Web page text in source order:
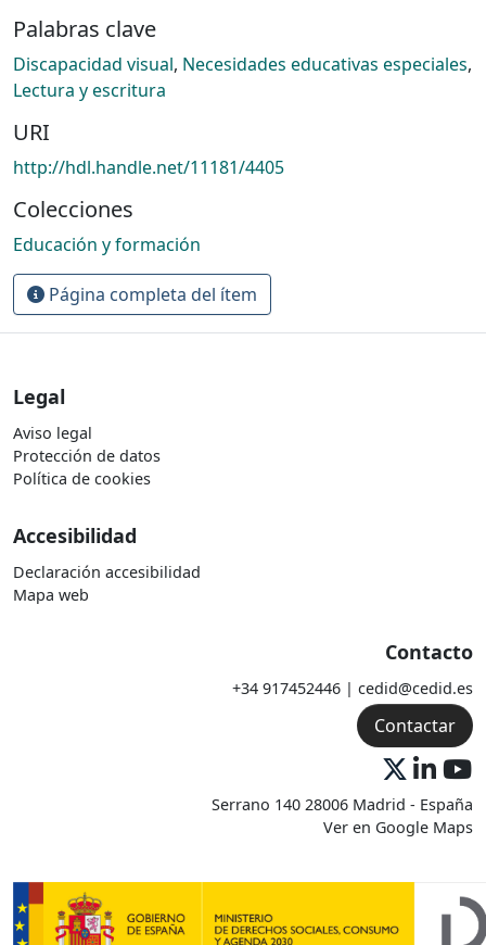
Palabras clave
Discapacidad visual, Necesidades educativas especiales,
Lectura y escritura
URI
http://hdl.handle.net/11181/4405
Colecciones
Educación y formación
Página completa del ítem
Legal
Aviso legal
Protección de datos
Política de cookies
Accesibilidad
Declaración accesibilidad
Mapa web
Contacto
+34 917452446 | cedid@cedid.es
Contactar
Serrano 140 28006 Madrid - España
Ver en Google Maps